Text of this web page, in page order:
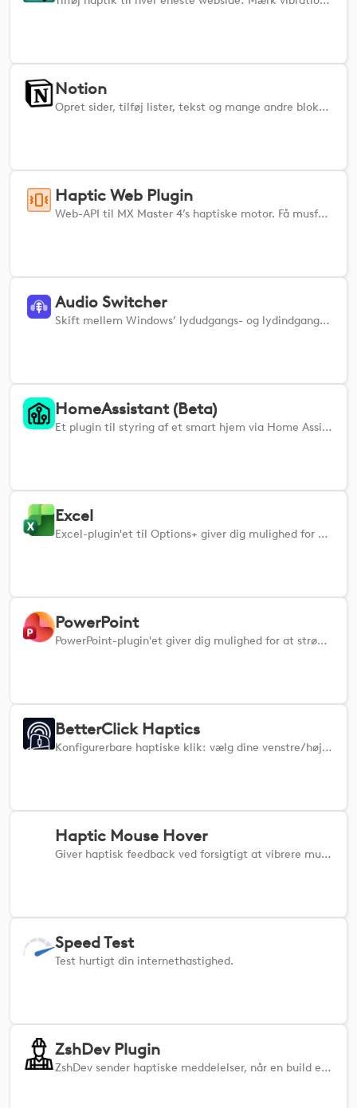
Notion
Opret sider, tilføj lister, tekst og mange andre blokke til dine sider. Naviger og omorganiser dit indhold
Haptic Web Plugin
Web-API til MX Master 4’s haptiske motor. Få musfeedback fra enhver kompatibel hjemmeside. Haptic Web Plugin giver webudviklere mulighed for at udløse haptisk feedback på MX Master 4 fra enhver hjemmeside eller webapp. - REST API og WebSocket for nem integration - HTTPS med et gyldigt localhost SSL-certifikat - Ingen opsætning kræves Dette plugin kører i baggrunden og foretager sig intet af sig selv, før det udløses af en webapp.
Audio Switcher
Skift mellem Windows’ lydudgangs- og lydindgangsenheder med et enkelt tryk på din understøttede enhed.
HomeAssistant (Beta)
Et plugin til styring af et smart hjem via Home Assistant. Følg installationsvejledningen på: https://github.com/Logitech/cto-HomeAssistantPlugin-OptionsPlus for at komme i gang Bemærk, at dette er et praktikprojekt af Cristian Safta og ikke officielt understøttes af Logitech. Logitech yder ingen garantier eller teknisk support til dette plugin.
Excel
Excel-plugin'et til Options+ giver dig mulighed for at navigere, redigere og organisere dine regneark effektivt.
PowerPoint
PowerPoint-plugin'et giver dig mulighed for at strømline dine præsentationer ved at styre slides og formatere indhold.
BetterClick Haptics
Konfigurerbare haptiske klik: vælg dine venstre/højre klik og hold haptikken. Skarp taktil bekræftelse for mere præcision.
Haptic Mouse Hover
Giver haptisk feedback ved forsigtigt at vibrere musen, når den holdes over klikbare elementer. - Der kræves ingen yderligere apps - bare installer og gå i gang. - Du kan nemt slå funktionen til eller fra når som helst. - Tilføj en subtil følelse af berøring til dit daglige workflow og gør hverdagens opgaver sjovere.
Speed Test
Test hurtigt din internethastighed.
ZshDev Plugin
ZshDev sender haptiske meddelelser, når en build er færdig, samt CPU- og RAM-advarsler i terminalen og via haptisk feedback, så du kan opdage usynlige nedbrud. Tilpas det efter dine behov! ZshDev-pluginet giver dig haptisk feedback, så snart en build er færdig, så du ikke behøver at holde øje med din terminal hele tiden. Det overvåger også CPU og RAM under kompileringer og advarer dig, når ressourcerne nærmer sig et kritisk niveau, hvilket hjælper dig med at opdage usynlige nedbrud. Hvis forbruget stiger for højt, får du en tydelig advarsel i terminalen samt en haptisk advarsel, så du kan reagere med det samme. Indstil dine egne tærskelværdier, overvågningsinterval osv. ved hjælp af funktionen »Åbn indstillinger«.